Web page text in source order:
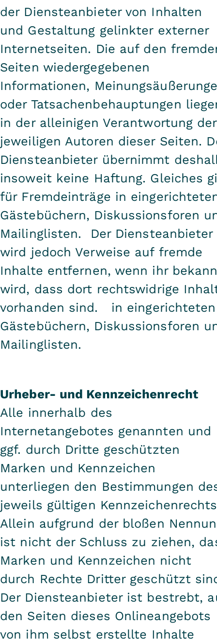
der Diensteanbieter von Inhalten
und Gestaltung gelinkter externer
Internetseiten. Die auf den
Seiten wiedergegebenen
Informationen,
oder Tatsachenbehauptungen
in der alleinigen Verantwortung der
jeweiligen Autoren dieser Seiten.
Diensteanbieter übernimmt
insoweit keine Haftung. Gleiches
für Fremdeinträge in
Gästebüchern, Diskussionsforen
Mailinglisten. Der Diensteanbieter
wird jedoch Verweise auf fremde
Inhalte entfernen, wenn ihr
wird, dass dort rechtswidrige
vorhanden sind. in eingerichteten
Gästebüchern, Diskussionsforen
Mailinglisten.
Urheber- und Kennzeichenrecht
Alle innerhalb des
Internetangebotes genannten und
ggf. durch Dritte geschützten
Marken und Kennzeichen
unterliegen den Bestimmungen
jeweils gültigen
Allein aufgrund der bloßen
ist nicht der Schluss zu ziehen,
Marken und Kennzeichen nicht
durch Rechte Dritter geschützt
Der Diensteanbieter ist bestrebt,
den Seiten dieses Onlineangebots
von ihm selbst erstellte Inhalte